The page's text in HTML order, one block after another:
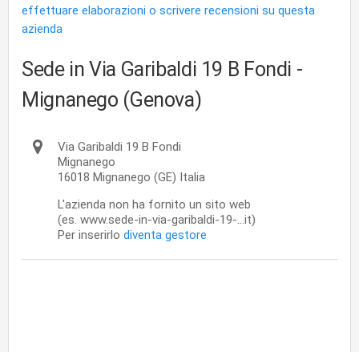
effettuare elaborazioni o scrivere recensioni su questa
azienda
Sede in Via Garibaldi 19 B Fondi -
Mignanego (Genova)
Via Garibaldi 19 B Fondi
Mignanego
16018 Mignanego (GE) Italia
L'azienda non ha fornito un sito web
(es. www.sede-in-via-garibaldi-19-...it)
Per inserirlo diventa gestore